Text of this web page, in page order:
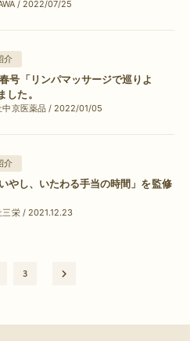
/ 2022/07/25
介
号「リンパマッサージで巡りよ
した。
中京医薬品 / 2022/01/05
介
し、いたわる手当の時間」を監修
三栄 / 2021.12.23
3